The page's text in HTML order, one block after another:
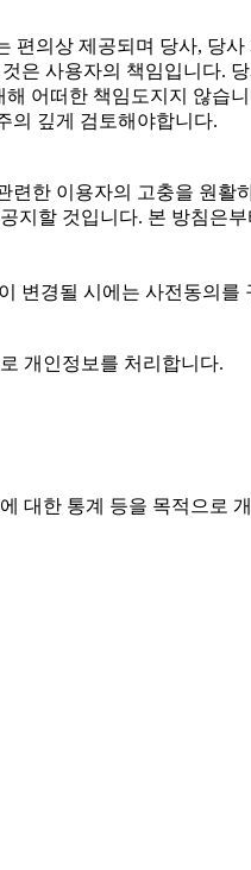
편의상 제공되며 당사, 당
은 사용자의 책임입니다.
어떠한 책임도지지 않습
의 깊게 검토해야합니다.
련한 이용자의 고충을 원활
할 것입니다. 본 방침은부
변경될 시에는 사전동의를
개인정보를 처리합니다.
대한 통계 등을 목적으로